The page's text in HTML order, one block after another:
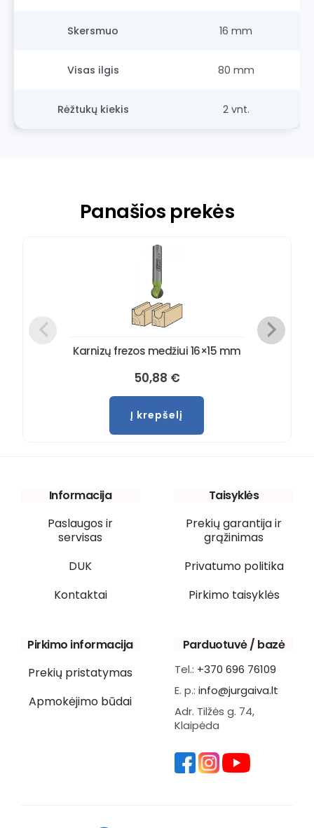
Skersmuo 16 mm
Visas ilgis 80 mm
Rėžtukų kiekis 2 vnt.
Panašios prekės
Karnizų frezos medžiui 16×15 mm
50,88 €
Į krepšelį
Informacija
Paslaugos ir
servisas
DUK
Kontaktai
Taisyklės
Prekių garantija ir
grąžinimas
Privatumo politika
Pirkimo taisyklės
Pirkimo informacija
Prekių pristatymas
Apmokėjimo būdai
Parduotuvė / bazė
Tel.: +370 696 76109
E. p.: info@jurgaiva.lt
Adr. Tilžės g. 74,
Klaipėda